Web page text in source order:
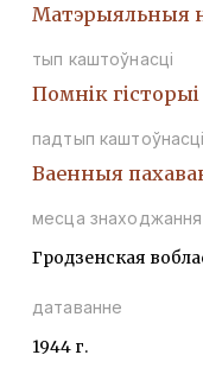
Матэрыяльныя
тып каштоўнасці
Помнiк гiсторыi
падтып каштоўнасці
Ваенныя
месца знаходжання
Гродзенская
датаванне
1944 г.